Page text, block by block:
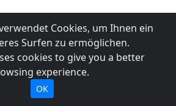
Cookies, um Ihnen ein
Surfen zu ermöglichen.
cookies to give you a better
experience.
OK